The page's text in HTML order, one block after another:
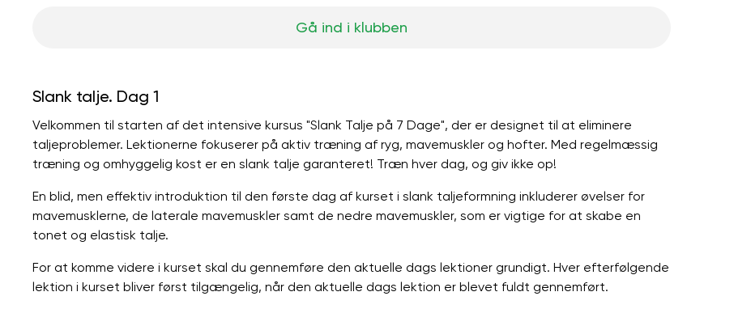
Gå ind i klubben
Slank talje. Dag 1
Velkommen til starten af ​​det intensive kursus "Slank Talje på 7 Dage", der er designet til at eliminere
taljeproblemer. Lektionerne fokuserer på aktiv træning af ryg, mavemuskler og hofter. Med regelmæssig
træning og omhyggelig kost er en slank talje garanteret! Træn hver dag, og giv ikke op!
En blid, men effektiv introduktion til den første dag af kurset i slank taljeformning inkluderer øvelser for
mavemusklerne, de laterale mavemuskler samt de nedre mavemuskler, som er vigtige for at skabe en
tonet og elastisk talje.
For at komme videre i kurset skal du gennemføre den aktuelle dags lektioner grundigt. Hver efterfølgende
lektion i kurset bliver først tilgængelig, når den aktuelle dags lektion er blevet fuldt gennemført.